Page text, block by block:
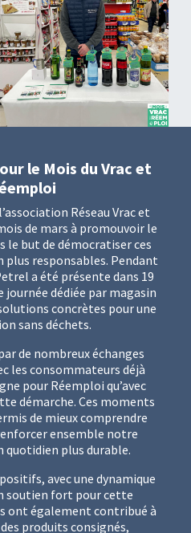
le Mois du Vrac et
Réseau Vrac et
de mars à promouvoir le
le but de démocratiser ces
responsables. Pendant
a été présente dans 19
journée dédiée par magasin
concrètes pour une
sans déchets.
de nombreux échanges
les consommateurs déjà
pour Réemploi qu’avec
démarche. Ces moments
de mieux comprendre
ensemble notre
quotidien plus durable.
avec une dynamique
soutien fort pour cette
ont également contribué à
produits consignés,